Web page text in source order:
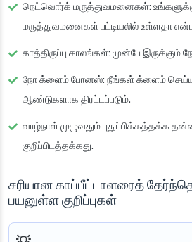
நெட்வொர்க் மருத்துவமனைகள்:
மருத்துவமனைகள் பட்டியலில் உள்ளதா
காத்திருப்பு காலங்கள்: முன்பே இருக்கும்
நோ க்ளைம் போனஸ்: நீங்கள் க்ளைம்
ஆண்டுகளாக திரட்டப்படும்.
வாழ்நாள் முழுவதும் புதுப்பிக்கத்தக்க
குறிப்பிடத்தக்கது.
சரியான காப்பீட்டாளரைத்
பயனுள்ள குறிப்புகள்